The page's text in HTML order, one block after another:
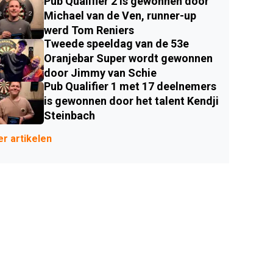
Michael van de Ven, runner-up
werd Tom Reniers
Tweede speeldag van de 53e
Oranjebar Super wordt gewonnen
door Jimmy van Schie
Pub Qualifier 1 met 17 deelnemers
is gewonnen door het talent Kendji
Steinbach
artikelen